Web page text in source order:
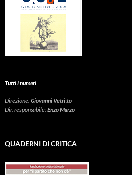
Tutti i numeri
Direzione:Giovanni Vetritto
Dir. responsabile:Enzo Marzo
QUADERNI DI CRITICA